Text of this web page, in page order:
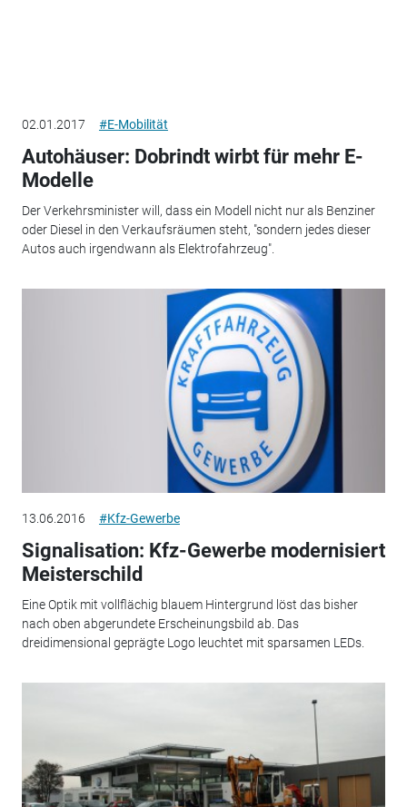
02.01.2017 #E-Mobilität
Autohäuser: Dobrindt wirbt für mehr E-
Modelle
Der Verkehrsminister will, dass ein Modell nicht nur als Benziner
oder Diesel in den Verkaufsräumen steht, "sondern jedes dieser
Autos auch irgendwann als Elektrofahrzeug".
13.06.2016 #Kfz-Gewerbe
Signalisation: Kfz-Gewerbe modernisiert
Meisterschild
Eine Optik mit vollflächig blauem Hintergrund löst das bisher
nach oben abgerundete Erscheinungsbild ab. Das
dreidimensional geprägte Logo leuchtet mit sparsamen LEDs.